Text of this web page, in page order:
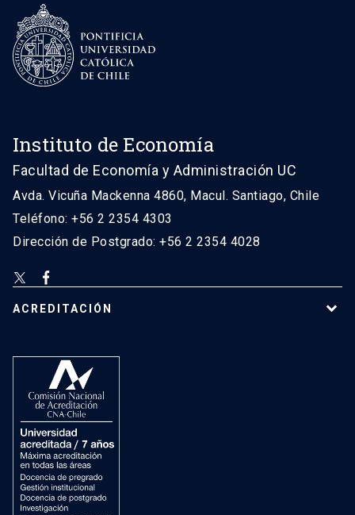
Instituto de Economía
Facultad de Economía y Administración UC
Avda. Vicuña Mackenna 4860, Macul. Santiago, Chile
Teléfono: +56 2 2354 4303
Dirección de Postgrado: +56 2 2354 4028
ACREDITACIÓN